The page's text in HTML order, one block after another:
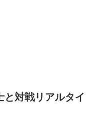
と対戦リアルタイ